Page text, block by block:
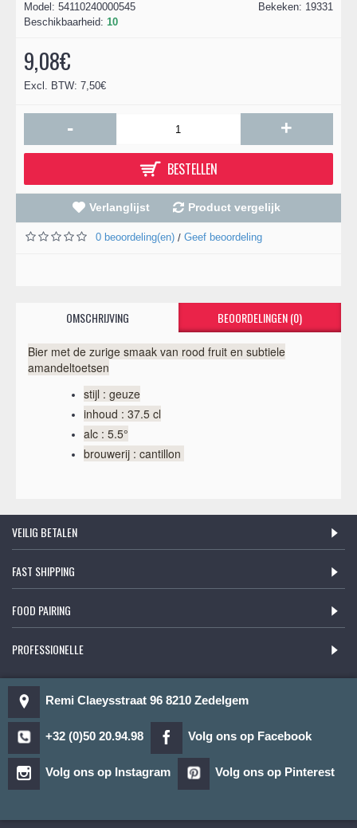
Bekeken: 19331
Model: 54110240000545
Beschikbaarheid: 10
9,08€
Excl. BTW: 7,50€
- +
BESTELLEN
Verlanglijst Product vergelijk
0 beoordeling(en) / Geef beoordeling
OMSCHRIJVING BEOORDELINGEN (0)
Bier met de zurige smaak van rood fruit en subtiele
amandeltoetsen
stijl : geuze
inhoud : 37.5 cl
alc : 5.5°
brouwerij : cantillon
VEILIG BETALEN
FAST SHIPPING
FOOD PAIRING
PROFESSIONELLE
Remi Claeysstraat 96 8210 Zedelgem
+32 (0)50 20.94.98 Volg ons op Facebook
Volg ons op Instagram Volg ons op Pinterest